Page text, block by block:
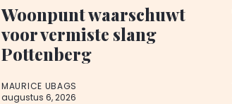
Woonpunt waarschuwt
voor vermiste slang
Pottenberg
MAURICE UBAGS
augustus 6, 2026